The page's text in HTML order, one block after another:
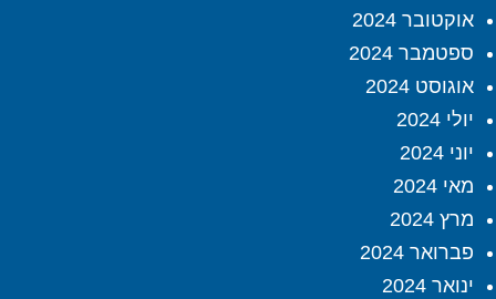
אוקטובר 2024
ספטמבר 2024
אוגוסט 2024
יולי 2024
יוני 2024
מאי 2024
מרץ 2024
פברואר 2024
ינואר 2024